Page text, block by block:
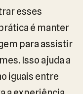
esses
é manter
para assistir
Isso ajuda a
iguais entre